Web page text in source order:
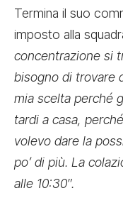
Termina il suo
imposto alla
concentrazione si
bisogno di trovare
mia scelta perché
tardi a casa,
volevo dare la
po’ di più. La
alle 10:30″.